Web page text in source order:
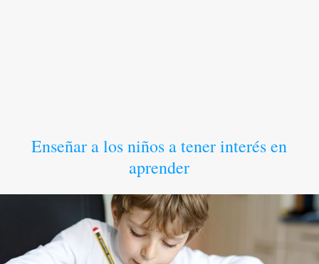
Enseñar a los niños a tener interés en
aprender